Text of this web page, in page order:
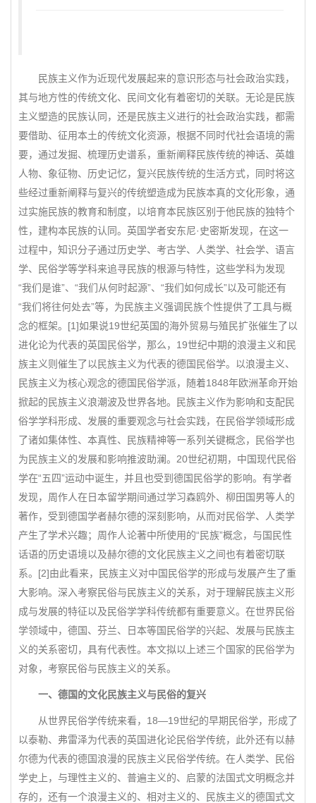
民族主义作为近现代发展起来的意识形态与社会政治实践，
其与地方性的传统文化、民间文化有着密切的关联。无论是民族
主义塑造的民族认同，还是民族主义进行的社会政治实践，都需
要借助、征用本土的传统文化资源，根据不同时代社会语境的需
要，通过发掘、梳理历史谱系，重新阐释民族传统的神话、英雄
人物、象征物、历史记忆，复兴民族传统的生活方式，同时将这
些经过重新阐释与复兴的传统塑造成为民族本真的文化形象，通
过实施民族的教育和制度，以培育本民族区别于他民族的独特个
性，建构本民族的认同。英国学者安东尼·史密斯发现，在这一
过程中，知识分子通过历史学、考古学、人类学、社会学、语言
学、民俗学等学科来追寻民族的根源与特性，这些学科为发现
“我们是谁”、“我们从何时起源”、“我们如何成长”以及可能还有
“我们将往何处去”等，为民族主义强调民族个性提供了工具与概
念的框架。[1]如果说19世纪英国的海外贸易与殖民扩张催生了以
进化论为代表的英国民俗学，那么，19世纪中期的浪漫主义和民
族主义则催生了以民族主义为代表的德国民俗学。以浪漫主义、
民族主义为核心观念的德国民俗学派，随着1848年欧洲革命开始
掀起的民族主义浪潮波及世界各地。民族主义作为影响和支配民
俗学学科形成、发展的重要观念与社会实践，在民俗学领域形成
了诸如集体性、本真性、民族精神等一系列关键概念，民俗学也
为民族主义的发展和影响推波助澜。20世纪初期，中国现代民俗
学在“五四”运动中诞生，并且也受到德国民俗学的影响。有学者
发现，周作人在日本留学期间通过学习森鸥外、柳田国男等人的
著作，受到德国学者赫尔德的深刻影响，从而对民俗学、人类学
产生了学术兴趣；周作人论著中所使用的“民族”概念，与国民性
话语的历史语境以及赫尔德的文化民族主义之间也有着密切联
系。[2]由此看来，民族主义对中国民俗学的形成与发展产生了重
大影响。深入考察民俗与民族主义的关系，对于理解民族主义形
成与发展的特征以及民俗学学科传统都有重要意义。在世界民俗
学领域中，德国、芬兰、日本等国民俗学的兴起、发展与民族主
义的关系密切，具有代表性。本文拟以上述三个国家的民俗学为
对象，考察民俗与民族主义的关系。
一、德国的文化民族主义与民俗的复兴
从世界民俗学传统来看，18—19世纪的早期民俗学，形成了
以泰勒、弗雷泽为代表的英国进化论民俗学传统，此外还有以赫
尔德为代表的德国浪漫的民族主义民俗学传统。在人类学、民俗
学史上，与理性主义的、普遍主义的、启蒙的法国式文明概念并
存的，还有一个浪漫主义的、相对主义的、民族主义的德国式文